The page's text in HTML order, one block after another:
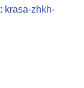
krasa-zhkh-